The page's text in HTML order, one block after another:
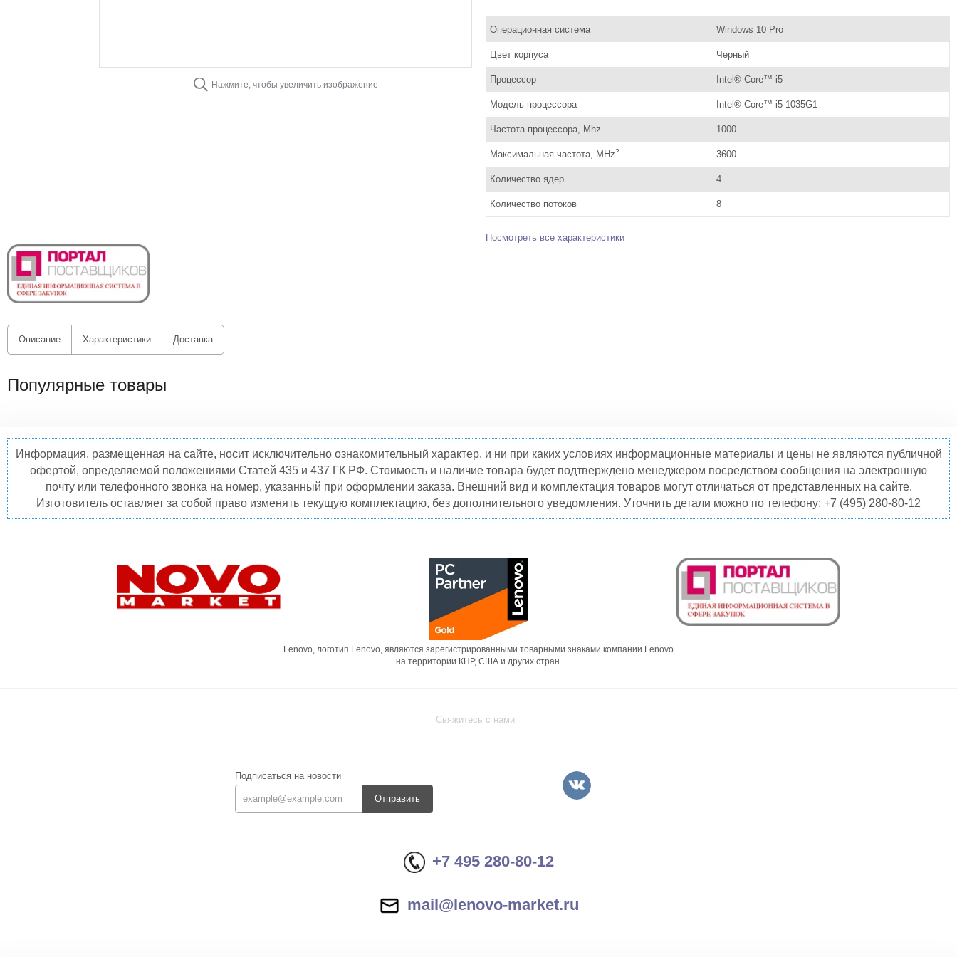
Нажмите, чтобы увеличить изображение
Операционная система Windows 10 Pro
Цвет корпуса Черный
Процессор Intel® Core™ i5
Модель процессора Intel® Core™ i5-1035G1
Частота процессора, Mhz 1000
Максимальная частота, MHz? 3600
Количество ядер 4
Количество потоков 8
Посмотреть все характеристики
Описание Характеристики Доставка
Популярные товары
Информация, размещенная на сайте, носит исключительно ознакомительный характер, и ни при каких условиях информационные материалы и цены не являются публичной
офертой, определяемой положениями Статей 435 и 437 ГК РФ. Стоимость и наличие товара будет подтверждено менеджером посредством сообщения на электронную
почту или телефонного звонка на номер, указанный при оформлении заказа. Внешний вид и комплектация товаров могут отличаться от представленных на сайте.
Изготовитель оставляет за собой право изменять текущую комплектацию, без дополнительного уведомления. Уточнить детали можно по телефону: +7 (495) 280-80-12
Lenovo, логотип Lenovo, являются зарегистрированными товарными знаками компании Lenovo
на территории КНР, США и других стран.
Свяжитесь с нами
Подписаться на новости
Отправить
+7 495 280-80-12
mail@lenovo-market.ru